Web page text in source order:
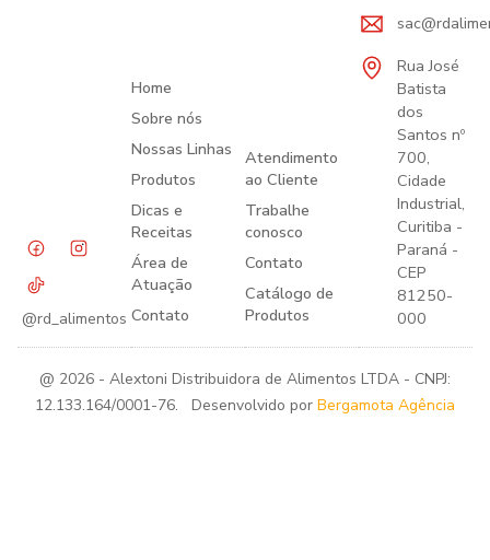
@rd_alimentos
Home
Sobre nós
Nossas Linhas
Produtos
Dicas e
Receitas
Área de
Atuação
Contato
Atendimento
ao Cliente
Trabalhe
conosco
Contato
Catálogo de
Produtos
Rua José
Batista
dos
Santos nº
700,
Cidade
Industrial,
Curitiba -
Paraná -
CEP
81250-
000
@ 2026 - Alextoni Distribuidora de Alimentos LTDA - CNPJ:
12.133.164/0001-76. Desenvolvido por Bergamota Agência